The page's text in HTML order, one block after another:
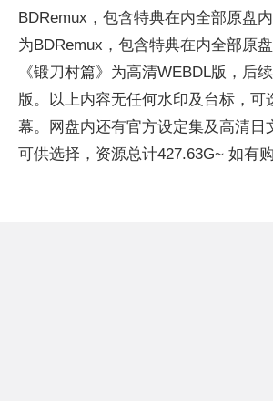
BDRemux，包含特典在内全部原盘
为BDRemux，包含特典在内全部原
《锻刀村篇》为高清WEBDL版，后
版。以上内容无任何水印及台标，可
幕。网盘内还有官方设定集及高清日
可供选择，资源总计427.63G~ 如有